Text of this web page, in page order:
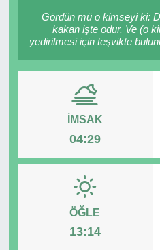
Gördün mü o kimseyi ki:
kakan işte odur. Ve (o
yedirilmesi için teşvikte
İMSAK
04:29
ÖĞLE
13:14
RESMİ REKLAM